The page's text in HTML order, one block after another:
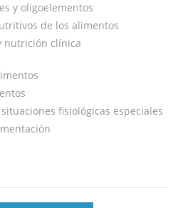
y oligoelementos
de los alimentos
nutrición clínica
fisiológicas especiales